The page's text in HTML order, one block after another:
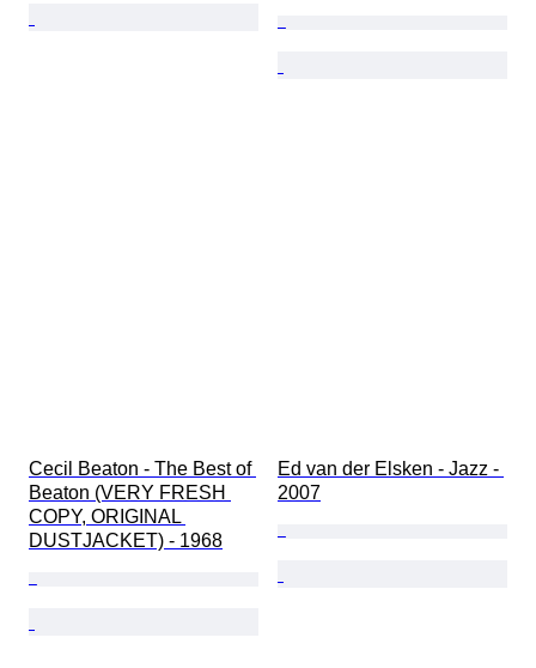
Cecil Beaton - The Best of
Beaton (VERY FRESH
COPY, ORIGINAL
DUSTJACKET) - 1968
Ed van der Elsken - Jazz -
2007